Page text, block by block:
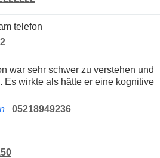
telefon
Es wirkte als hätte er eine kognitive
05218949236